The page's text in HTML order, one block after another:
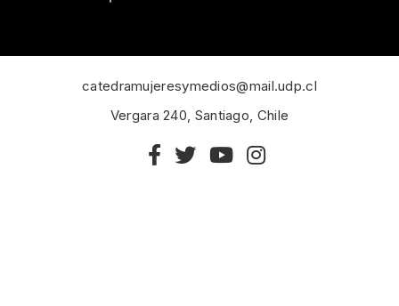
catedramujeresymedios@mail.udp.cl
Vergara 240, Santiago, Chile